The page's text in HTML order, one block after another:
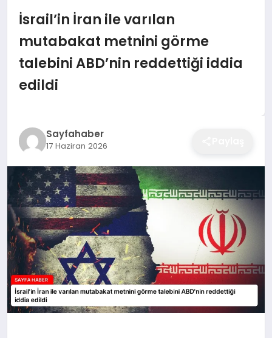
İZMIR HABERLERI
EĞITIM
EKONOMI
SAĞLIK
SPOR
YAŞAM
DIĞER
İsrail’in İran ile varılan
mutabakat metnini görme
talebini ABD’nin reddettiği iddia
edildi
Sayfahaber
17 Haziran 2026